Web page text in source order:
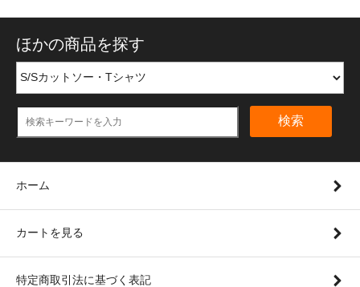
ほかの商品を探す
検索
ホーム
カートを見る
特定商取引法に基づく表記